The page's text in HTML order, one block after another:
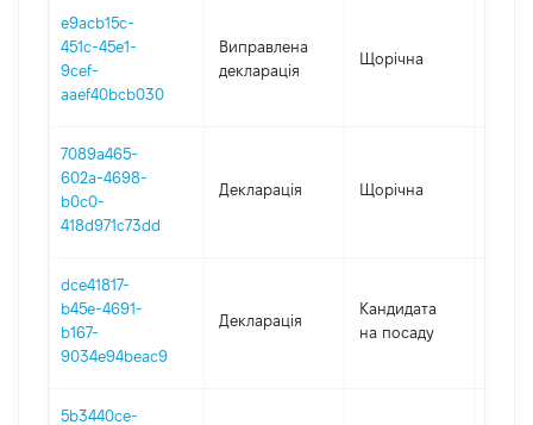
e9acb15c-
451c-45e1-
9cef-
aaef40bcb030
Виправлена
декларація
Щорічна
7089a465-
602a-4698-
b0c0-
418d971c73dd
Декларація Щорічна
dce41817-
b45e-4691-
b167-
9034e94beac9
Декларація
Кандидата
на посаду
5b3440ce-